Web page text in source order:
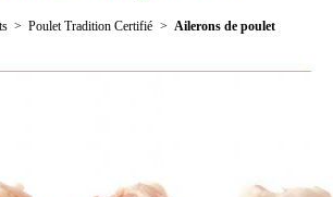
Poulet Tradition Certifié Ailerons de poulet